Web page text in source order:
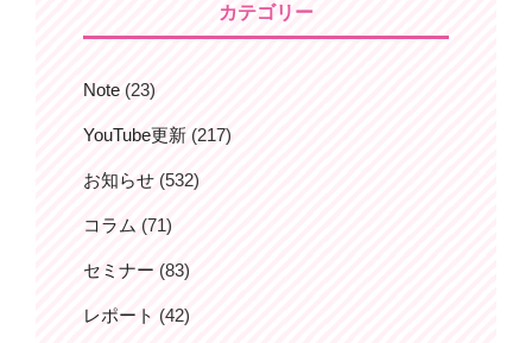
カテゴリー
Note (23)
YouTube更新 (217)
お知らせ (532)
コラム (71)
セミナー (83)
レポート (42)